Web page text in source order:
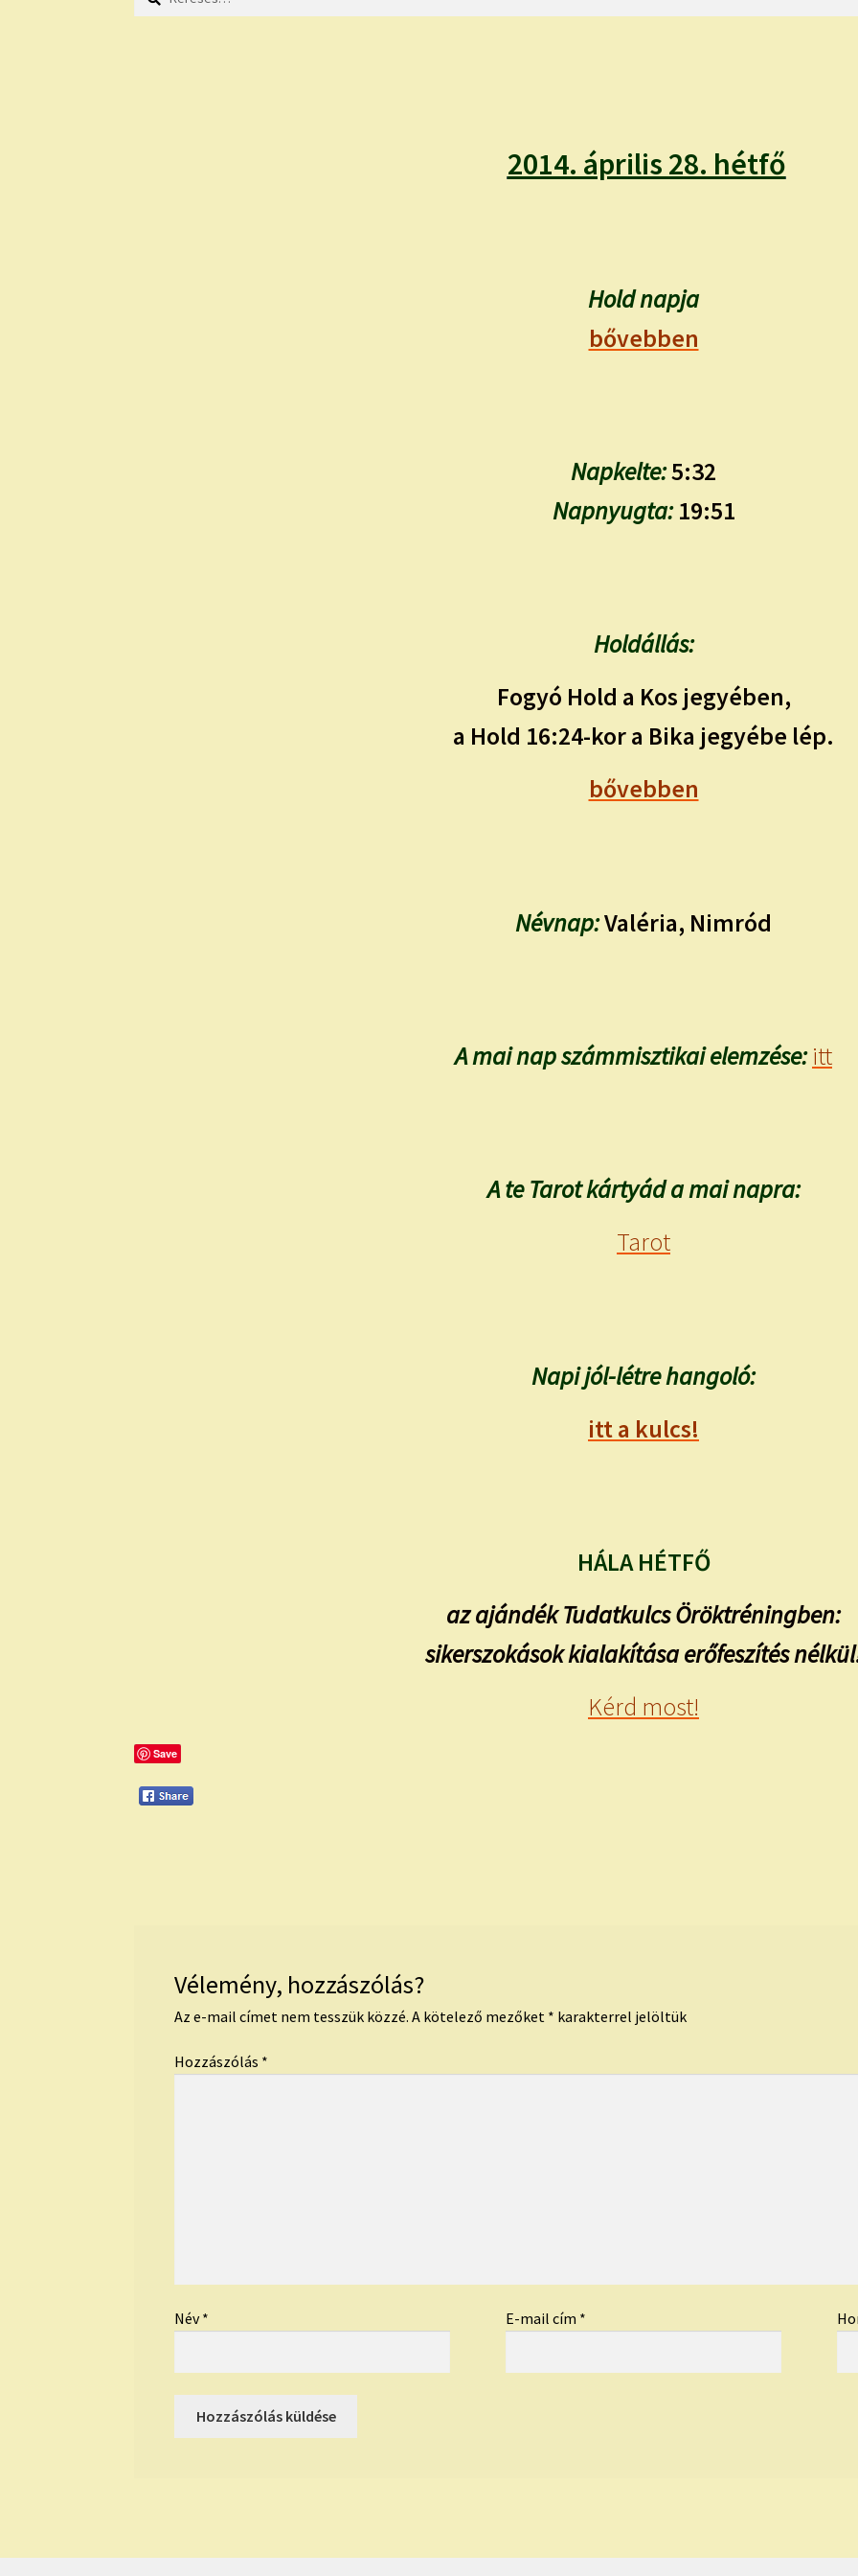
2014. április 28. hétfő
Hold napja
bővebben
Napkelte:5:32
Napnyugta:19:51
Holdállás:
Fogyó Hold a Kos jegyében,
a Hold 16:24-kor a Bika jegyébe lép.
bővebben
Névnap:Valéria, Nimród
A mai nap számmisztikai elemzése: itt
A te Tarot kártyád a mai napra:
Tarot
Napi jól-létre hangoló:
itt a kulcs!
HÁLA HÉTFŐ
az ajándék Tudatkulcs Öröktréningben:
sikerszokások kialakítása erőfeszítés
Kérd most!
Save
Vélemény, hozzászólás?
Az e-mail címet nem tesszük közzé. A kötelező mezőket * karakterrel jelöltük
Hozzászólás *
Név* E-mail cím *